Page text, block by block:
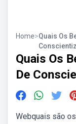
Home>Quais Os
Quais Os
De
Webquais são